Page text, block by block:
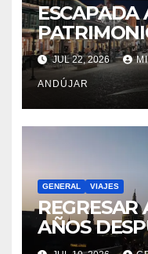
ESCAPADA
CLÁSICO Y
JUL 22, 2026
ANDÚJAR
GENERAL VIAJES
REGRESAR
AÑOS